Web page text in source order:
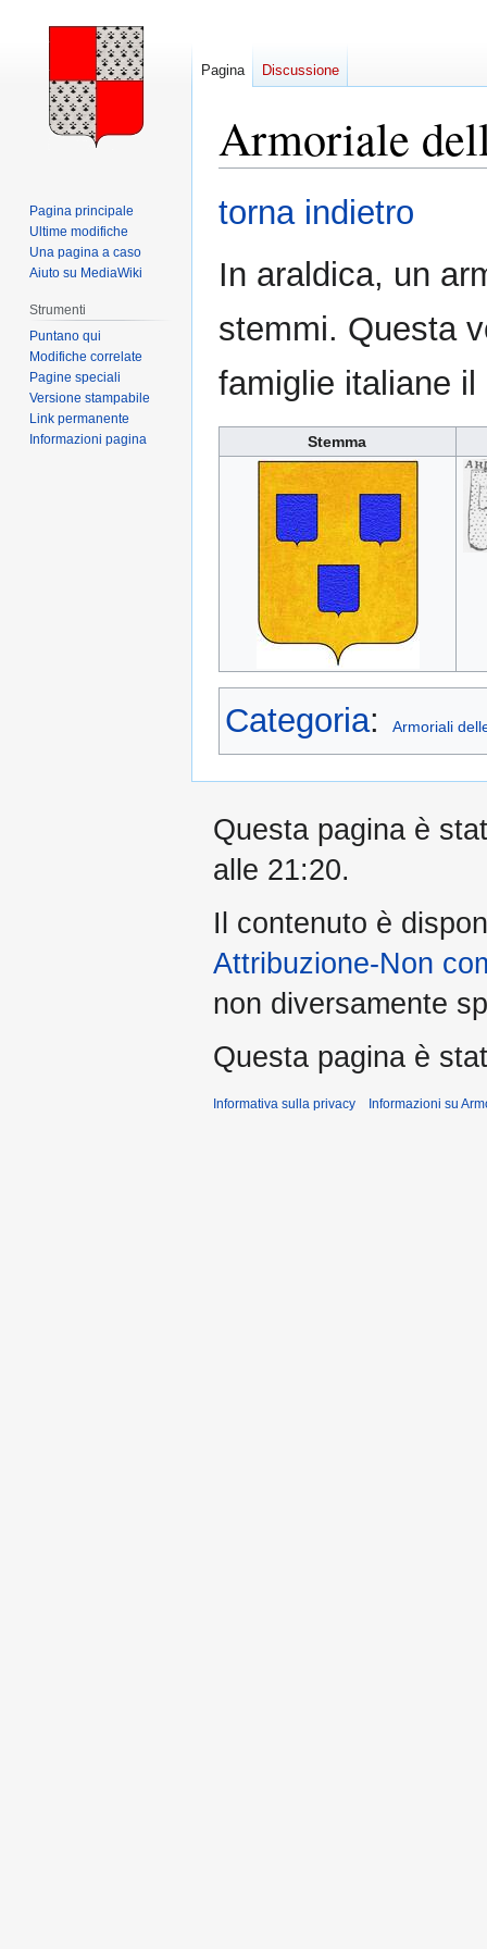
Armoriale
Vai
alla
Vai
alla
torna indietro
In araldica, un
stemmi. Questa
famiglie italiane
Stemma
Categoria: Armoriali
Pagina Discussione
Pagina principale
Ultime modifiche
Una pagina a caso
Aiuto su MediaWiki
Strumenti
Puntano qui
Modifiche correlate
Pagine speciali
Versione stampabile
Link permanente
Informazioni pagina
Questa pagina è
alle 21:20.
Il contenuto è
Attribuzione-Non
non diversamente
Questa pagina è
Informativa sulla privacy Informazioni su